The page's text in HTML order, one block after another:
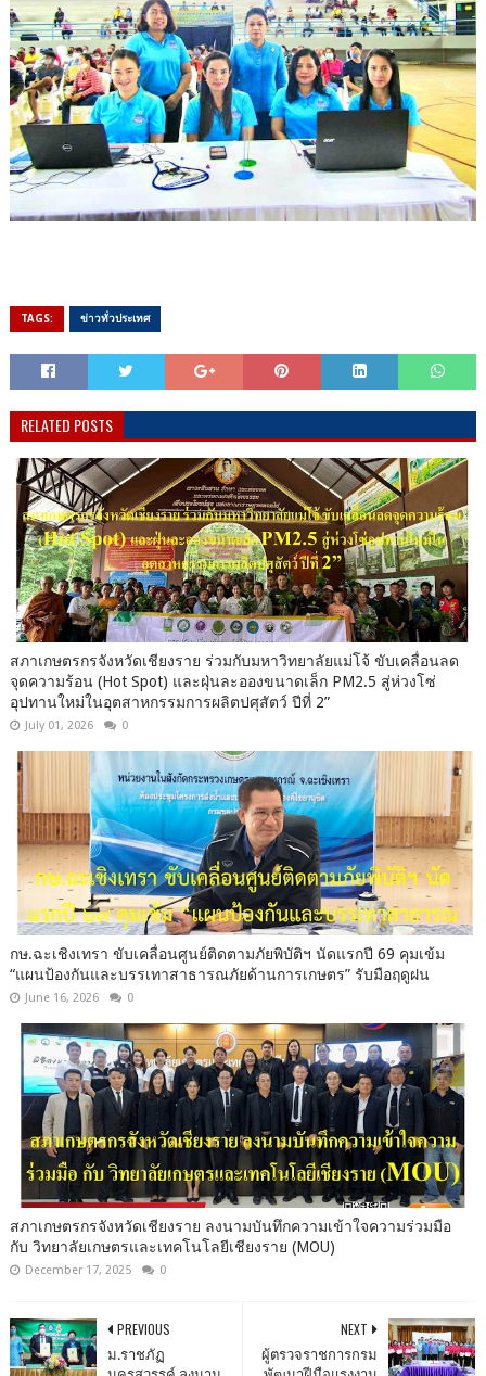
TAGS: ข่าวทั่วประเทศ
RELATED POSTS
สภาเกษตรกรจังหวัดเชียงราย ร่วมกับมหาวิทยาลัยแม่โจ้ ขับเคลื่อนลด
จุดความร้อน (Hot Spot) และฝุ่นละอองขนาดเล็ก PM2.5 สู่ห่วงโซ่
อุปทานใหม่ในอุตสาหกรรมการผลิตปศุสัตว์ ปีที่ 2”
July 01, 2026 0
กษ.ฉะเชิงเทรา ขับเคลื่อนศูนย์ติดตามภัยพิบัติฯ นัดแรกปี 69 คุมเข้ม
“แผนป้องกันและบรรเทาสาธารณภัยด้านการเกษตร” รับมือฤดูฝน
June 16, 2026 0
สภาเกษตรกรจังหวัดเชียงราย ลงนามบันทึกความเข้าใจความร่วมมือ
กับ วิทยาลัยเกษตรและเทคโนโลยีเชียงราย (MOU)
December 17, 2025 0
NEXT
ผู้ตรวจราชการกรม
PREVIOUS
ม.ราชภัฏ